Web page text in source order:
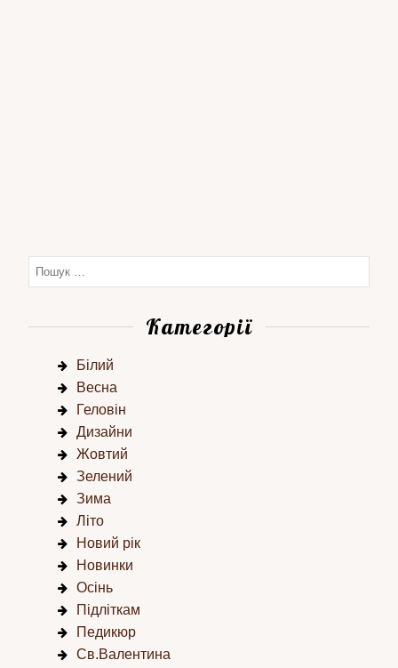
Категорії
Білий
Весна
Геловін
Дизайни
Жовтий
Зелений
Зима
Літо
Новий рік
Новинки
Осінь
Підліткам
Педикюр
Св.Валентина